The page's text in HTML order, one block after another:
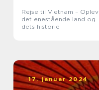
Rejse til Vietnam – Oplev
det enestående land og
dets historie
17. januar 2024